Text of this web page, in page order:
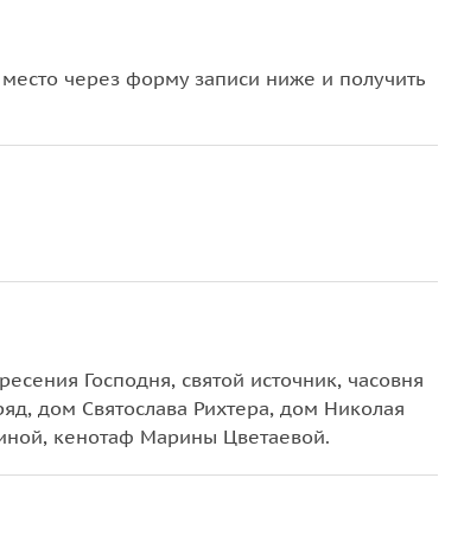
через форму записи ниже и получить
Господня, святой источник, часовня
дом Святослава Рихтера, дом Николая
кенотаф Марины Цветаевой.